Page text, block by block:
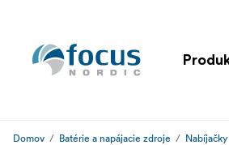
Domov Batérie a napájacie zdroje Nabíjačky